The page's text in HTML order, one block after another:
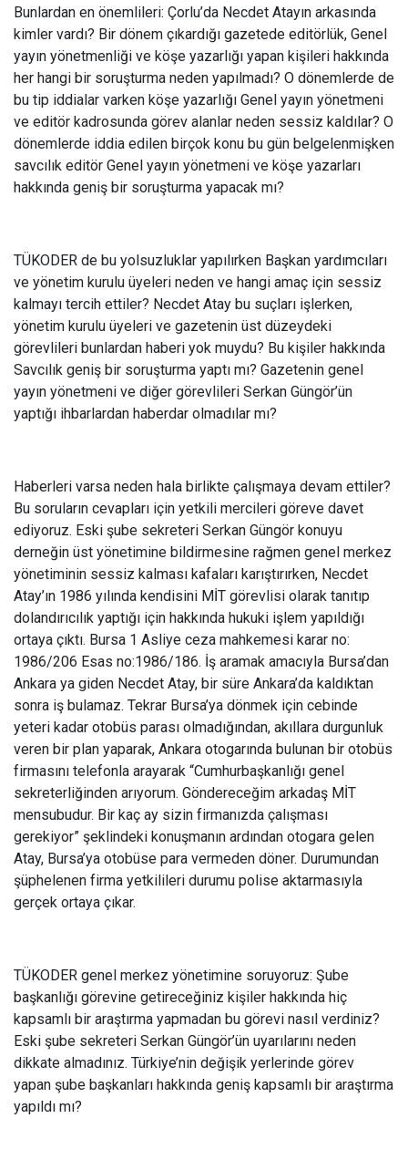
Bunlardan en önemlileri: Çorlu’da Necdet Atayın arkasında
kimler vardı? Bir dönem çıkardığı gazetede editörlük, Genel
yayın yönetmenliği ve köşe yazarlığı yapan kişileri hakkında
her hangi bir soruşturma neden yapılmadı? O dönemlerde de
bu tip iddialar varken köşe yazarlığı Genel yayın yönetmeni
ve editör kadrosunda görev alanlar neden sessiz kaldılar? O
dönemlerde iddia edilen birçok konu bu gün belgelenmişken
savcılık editör Genel yayın yönetmeni ve köşe yazarları
hakkında geniş bir soruşturma yapacak mı?
TÜKODER de bu yolsuzluklar yapılırken Başkan yardımcıları
ve yönetim kurulu üyeleri neden ve hangi amaç için sessiz
kalmayı tercih ettiler? Necdet Atay bu suçları işlerken,
yönetim kurulu üyeleri ve gazetenin üst düzeydeki
görevlileri bunlardan haberi yok muydu? Bu kişiler hakkında
Savcılık geniş bir soruşturma yaptı mı? Gazetenin genel
yayın yönetmeni ve diğer görevlileri Serkan Güngör’ün
yaptığı ihbarlardan haberdar olmadılar mı?
Haberleri varsa neden hala birlikte çalışmaya devam ettiler?
Bu soruların cevapları için yetkili mercileri göreve davet
ediyoruz. Eski şube sekreteri Serkan Güngör konuyu
derneğin üst yönetimine bildirmesine rağmen genel merkez
yönetiminin sessiz kalması kafaları karıştırırken, Necdet
Atay’ın 1986 yılında kendisini MİT görevlisi olarak tanıtıp
dolandırıcılık yaptığı için hakkında hukuki işlem yapıldığı
ortaya çıktı. Bursa 1 Asliye ceza mahkemesi karar no:
1986/206 Esas no:1986/186. İş aramak amacıyla Bursa’dan
Ankara ya giden Necdet Atay, bir süre Ankara’da kaldıktan
sonra iş bulamaz. Tekrar Bursa’ya dönmek için cebinde
yeteri kadar otobüs parası olmadığından, akıllara durgunluk
veren bir plan yaparak, Ankara otogarında bulunan bir otobüs
firmasını telefonla arayarak “Cumhurbaşkanlığı genel
sekreterliğinden arıyorum. Göndereceğim arkadaş MİT
mensubudur. Bir kaç ay sizin firmanızda çalışması
gerekiyor” şeklindeki konuşmanın ardından otogara gelen
Atay, Bursa’ya otobüse para vermeden döner. Durumundan
şüphelenen firma yetkilileri durumu polise aktarmasıyla
gerçek ortaya çıkar.
TÜKODER genel merkez yönetimine soruyoruz: Şube
başkanlığı görevine getireceğiniz kişiler hakkında hiç
kapsamlı bir araştırma yapmadan bu görevi nasıl verdiniz?
Eski şube sekreteri Serkan Güngör’ün uyarılarını neden
dikkate almadınız. Türkiye’nin değişik yerlerinde görev
yapan şube başkanları hakkında geniş kapsamlı bir araştırma
yapıldı mı?